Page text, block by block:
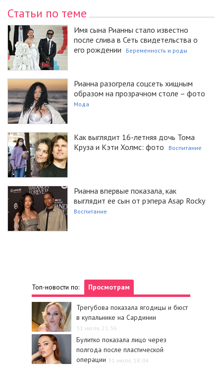
Статьи по теме
Имя сына Рианны стало известно
после слива в Сеть свидетельства о
его рождении
Беременность и роды
Рианна разогрела соцсеть хищным
образом на прозрачном столе – фото
Мода
Как выглядит 16-летняя дочь Тома
Круза и Кэти Холмс: фото
Воспитание
Рианна впервые показала, как
выглядит ее сын от рэпера Asap Rocky
Воспитание
Топ-новости по: Просмотрам
Трегубова показала ягодицы и бюст
в купальнике на Сардинии
31 июля, 21:36
Булитко показала лицо через
полгода после пластической
операции 31 июля, 18:04